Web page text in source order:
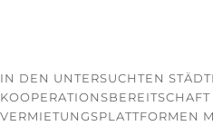
IN DEN UNTERSUCHTEN
KOOPERATIONSBEREITSCHAFT
VERMIETUNGSPLATTFORMEN